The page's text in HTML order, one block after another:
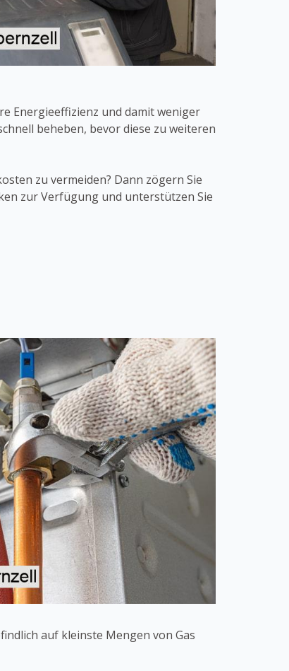
Energieeffizienz und damit weniger
beheben, bevor diese zu weiteren
zu vermeiden? Dann zögern Sie
zur Verfügung und unterstützen Sie
auf kleinste Mengen von Gas